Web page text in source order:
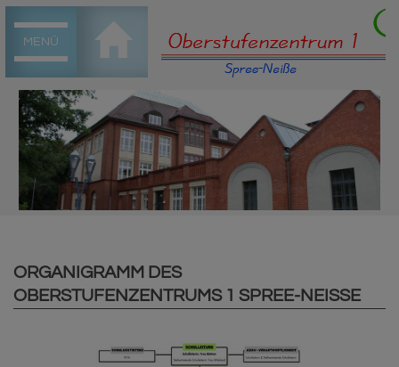
MENÜ
ORGANIGRAMM DES
OBERSTUFENZENTRUMS 1 SPREE-NEISSE